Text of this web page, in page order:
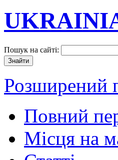
Пошук на сайті:
Розширений
Повний
Місця на